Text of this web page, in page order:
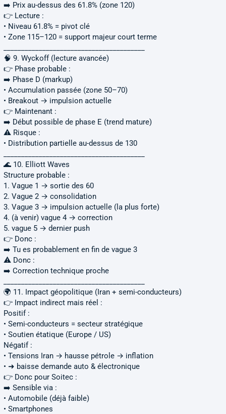
➡️ Prix au-dessus des 61.8% (zone 120)
👉 Lecture :
• Niveau 61.8% = pivot clé
• Zone 115–120 = support majeur court terme
🧠 9. Wyckoff (lecture avancée)
👉 Phase probable :
➡️ Phase D (markup)
• Accumulation passée (zone 50–70)
• Breakout → impulsion actuelle
👉 Maintenant :
➡️ Début possible de phase E (trend mature)
⚠️ Risque :
• Distribution partielle au-dessus de 130
🌊 10. Elliott Waves
Structure probable :
1. Vague 1 → sortie des 60
2. Vague 2 → consolidation
3. Vague 3 → impulsion actuelle (la plus forte)
4. (à venir) vague 4 → correction
5. vague 5 → dernier push
👉 Donc :
➡️ Tu es probablement en fin de vague 3
⚠️ Donc :
➡️ Correction technique proche
🌍 11. Impact géopolitique (Iran + semi-conducteurs)
👉 Impact indirect mais réel :
Positif :
• Semi-conducteurs = secteur stratégique
• Soutien étatique (Europe / US)
Négatif :
• Tensions Iran → hausse pétrole → inflation
• ➜ baisse demande auto & électronique
👉 Donc pour Soitec :
➡️ Sensible via :
• Automobile (déjà faible)
• Smartphones